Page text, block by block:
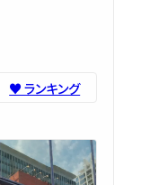
♥️ ランキング